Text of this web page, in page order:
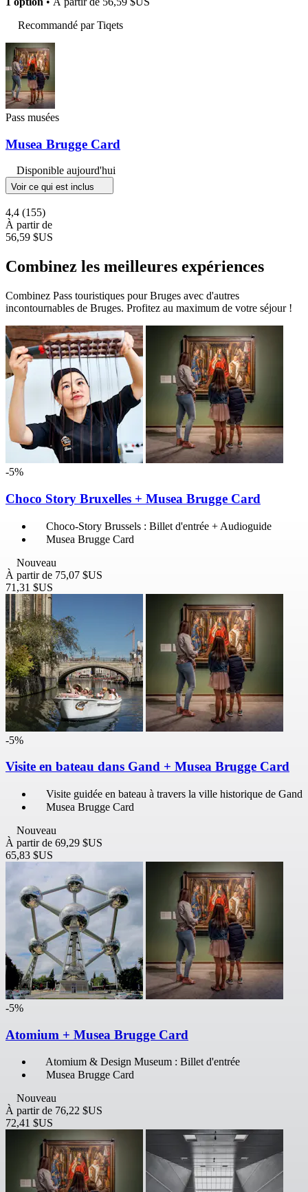
Recommandé par Tiqets
Pass musées
Musea Brugge Card
Disponible aujourd'hui
Voir ce qui est inclus
4,4 (155)
À partir de
56,59 $US
Combinez les meilleures expériences
Combinez Pass touristiques pour Bruges avec d'autres
incontournables de Bruges. Profitez au maximum de votre séjour !
-5%
Choco Story Bruxelles + Musea Brugge Card
Choco-Story Brussels : Billet d'entrée + Audioguide
Musea Brugge Card
Nouveau
À partir de 75,07 $US
71,31 $US
-5%
Visite en bateau dans Gand + Musea Brugge Card
Visite guidée en bateau à travers la ville historique de Gand
Musea Brugge Card
Nouveau
À partir de 69,29 $US
65,83 $US
-5%
Atomium + Musea Brugge Card
Atomium & Design Museum : Billet d'entrée
Musea Brugge Card
Nouveau
À partir de 76,22 $US
72,41 $US